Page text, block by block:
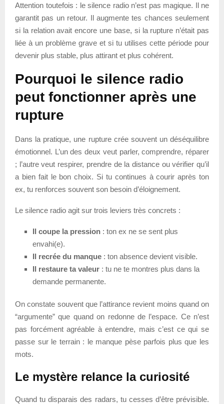
Attention toutefois : le silence radio n’est pas magique. Il ne
garantit pas un retour. Il augmente tes chances seulement
si la relation avait encore une base, si la rupture n’était pas
liée à un problème grave et si tu utilises cette période pour
devenir plus stable, plus attirant et plus cohérent.
Pourquoi le silence radio
peut fonctionner après une
rupture
Dans la pratique, une rupture crée souvent un déséquilibre
émotionnel. L’un des deux veut parler, comprendre, réparer
; l’autre veut respirer, prendre de la distance ou vérifier qu’il
a bien fait le bon choix. Si tu continues à courir après ton
ex, tu renforces souvent son besoin d’éloignement.
Le silence radio agit sur trois leviers très concrets :
Il coupe la pression : ton ex ne se sent plus
envahi(e).
Il recrée du manque : ton absence devient visible.
Il restaure ta valeur : tu ne te montres plus dans la
demande permanente.
On constate souvent que l’attirance revient moins quand on
“argumente” que quand on redonne de l’espace. Ce n’est
pas forcément agréable à entendre, mais c’est ce qui se
passe sur le terrain : le manque pèse parfois plus que les
mots.
Le mystère relance la curiosité
Quand tu disparais des radars, tu cesses d’être prévisible.